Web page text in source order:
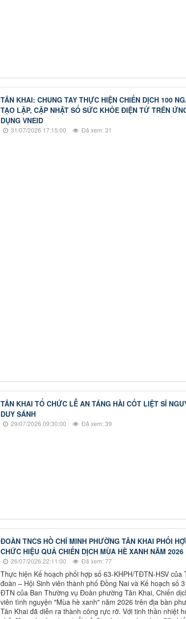
TÂN KHAI: CHUNG TAY THỰC HIỆN CHIẾN DỊCH 100
TẠO LẬP, CẬP NHẬT SỔ SỨC KHỎE ĐIỆN TỬ TRÊN
DỤNG VNEID
31/07/2026 17:15:00 Đã xem: 31
TÂN KHAI TỔ CHỨC LỄ AN TÁNG HÀI CỐT LIỆT SĨ
DUY SÁNH
29/07/2026 09:30:00 Đã xem: 39
ĐOÀN TNCS HỒ CHÍ MINH PHƯỜNG TÂN KHAI PHỐI
CHỨC HIỆU QUẢ CHIẾN DỊCH MÙA HÈ XANH NĂM 2026
26/07/2026 22:11:00 Đã xem: 77
Thực hiện Kế hoạch phối hợp số 63-KHPH/TĐTN-HSV của
đoàn – Hội Sinh viên thành phố Đồng Nai và Kế hoạch số
ĐTN của Ban Thường vụ Đoàn phường Tân Khai, Chiến
viên tình nguyện "Mùa hè xanh" năm 2026 trên địa bàn
Tân Khai đã diễn ra thành công rực rỡ. Với tinh thần nhiệt